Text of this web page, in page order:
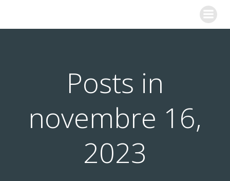
contenu
Posts in
novembre 16,
2023